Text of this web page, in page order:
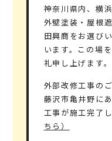
神奈川県内、横
外壁塗装・屋根
田興商をお選び
います。この場
礼申し上げます。
外部改修工事の
藤沢市亀井野に
工事が施工完了
ちら）